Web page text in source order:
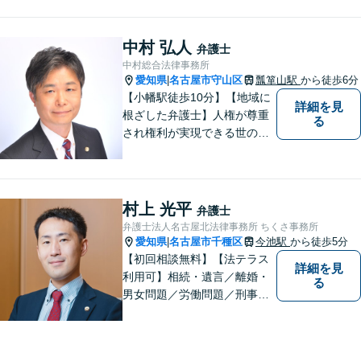
ターネット／削除請求や開示
請求、利用規約などのトラブ
ルはお任せ！相続／感情面の
納得感を重視します。
中村 弘人 弁護士
中村総合法律事務所
愛知県|名古屋市守山区 瓢箪山駅 から徒歩6分
【小幡駅徒歩10分】【地域に
根ざした弁護士】人権が尊重
され権利が実現できる世の中
故など、幅広く対応可能。
【夜間／休日対応可能】お悩
みの方はどうぞお気軽にご相
談ください。
詳細を見
る
村上 光平 弁護士
弁護士法人名古屋北法律事務所 ちくさ事務所
愛知県|名古屋市千種区 今池駅 から徒歩5分
【初回相談無料】【法テラス
利用可】相続・遺言／離婚・
男女問題／労働問題／刑事事
詳細を見
る